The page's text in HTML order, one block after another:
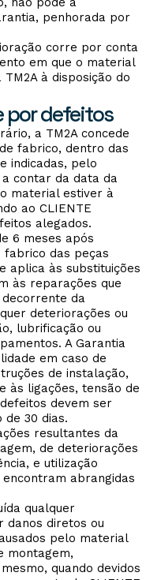
penhorada por
corre por conta
em que o material
à disposição do
por defeitos
a TM2A concede
fabrico, dentro das
indicadas, pelo
contar da data da
material estiver à
ao CLIENTE
alegados.
6 meses após
das peças
aplica às substituições
às reparações que
da
deteriorações ou
lubrificação ou
A Garantia
em caso de
de instalação,
às ligações, tensão de
devem ser
de 30 dias.
resultantes da
de deteriorações
e utilização
abrangidas
qualquer
danos diretos ou
pelo material
montagem,
quando devidos